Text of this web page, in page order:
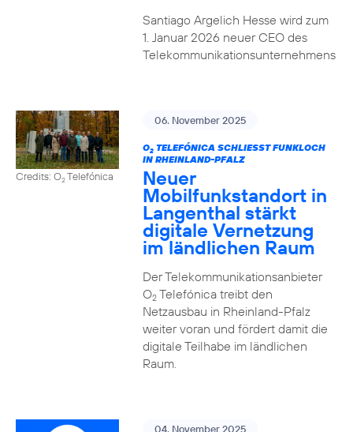
Santiago Argelich Hesse wird zum
1. Januar 2026 neuer CEO des
Telekommunikationsunternehmens
Credits: O2Telefónica
06. November 2025
O2TELEFÓNICA SCHLIESST FUNKLOCH I
N RHEINLAND-PFALZ
Neuer
Mobilfunkstandort in
Langenthal stärkt
digitale Vernetzung
im ländlichen Raum
Der Telekommunikationsanbieter
O2Telefónica treibt den
Netzausbau in Rheinland-Pfalz
weiter voran und fördert damit die
digitale Teilhabe im ländlichen
Raum.
04. November 2025